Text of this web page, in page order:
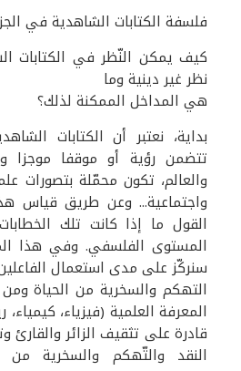
فلسفة الكتابات الشاهدية في
كيف يمكن النّظر في الكتابات
نظر غير دينية وما
هي المداخل الممكنة لذلك؟
بداية، نعتبر أن الكتابات
تتضمن رؤية أو موقفا موجزا
والعالم، تكون محمّلة بتصورات
واجتماعية... وعن طريق قياس
القول ما إذا كانت تلك
المستوى الفلسفي. وفي هذا
سنركّز على مدى استعمال
التهكم والسخرية من الحياة
المعرفة العلمية (فيزياء،
قادرة على تثقيف الزائر
النقد والتّهكم والسخرية